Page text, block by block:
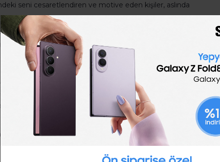
seni cesaretlendiren ve motive eden kişiler, aslında
Sürdürülebilirliği sağlamak için bir molaya ihtiyacın vardır.
Bu ilişkilere öncelik ver!
Bir kişi, karşıt görüşü ortaya koyar ve sahip olabileceğin ya da
ortaya çıkarır. Bu kişi her zaman her gerçeği söyler;
zor ancak yapıcı geri bildirim sağlayan ve karşıt bir bakış açısı
insanlarla çevrelenmemesi gibi, yalnızca seni memnun eden
anlatan kişi olmak için kimin mizaç ve uzmanlığa sahip